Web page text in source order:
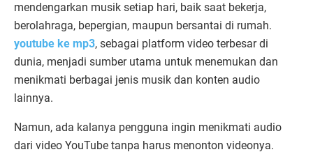
mendengarkan musik setiap hari, baik saat bekerja,
berolahraga, bepergian, maupun bersantai di rumah.
youtube ke mp3, sebagai platform video terbesar di
dunia, menjadi sumber utama untuk menemukan dan
menikmati berbagai jenis musik dan konten audio
lainnya.
Namun, ada kalanya pengguna ingin menikmati audio
dari video YouTube tanpa harus menonton videonya.